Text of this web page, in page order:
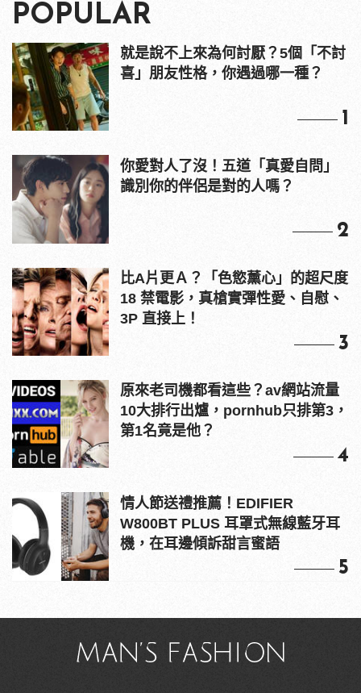
POPULAR
就是說不上來為何討厭？5個「不討
喜」朋友性格，你遇過哪一種？
1
你愛對人了沒！五道「真愛自問」
識別你的伴侶是對的人嗎？
2
比A片更Ａ？「色慾薰心」的超尺度
18 禁電影，真槍實彈性愛、自慰、
3P 直接上！
3
原來老司機都看這些？av網站流量
10大排行出爐，pornhub只排第3，
第1名竟是他？
4
情人節送禮推薦！EDIFIER
W800BT PLUS 耳罩式無線藍牙耳
機，在耳邊傾訴甜言蜜語
5